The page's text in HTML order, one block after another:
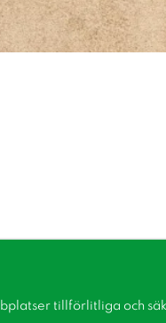
tillförlitliga och